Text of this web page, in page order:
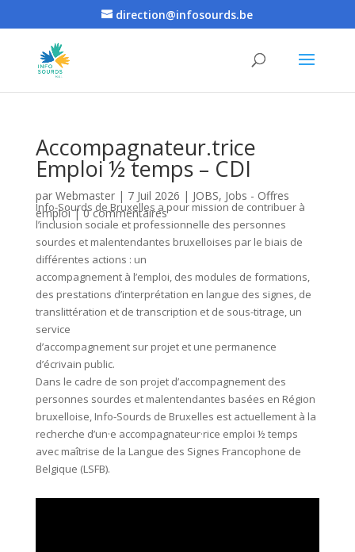
direction@infosourds.be
Accompagnateur.trice
Emploi ½ temps – CDI
par Webmaster| 7 Juil 2026 | JOBS, Jobs - Offres
emploi|0 commentaires
Info-Sourds de Bruxelles a pour mission de contribuer à
l’inclusion sociale et professionnelle des personnes
sourdes et malentendantes bruxelloises par le biais de
différentes actions : un
accompagnement à l’emploi, des modules de formations,
des prestations d’interprétation en langue des signes, de
translittération et de transcription et de sous-titrage, un
service
d’accompagnement sur projet et une permanence
d’écrivain public.
Dans le cadre de son projet d’accompagnement des
personnes sourdes et malentendantes basées en Région
bruxelloise, Info-Sourds de Bruxelles est actuellement à la
recherche d’un·e accompagnateur·rice emploi ½ temps
avec maîtrise de la Langue des Signes Francophone de
Belgique (LSFB).